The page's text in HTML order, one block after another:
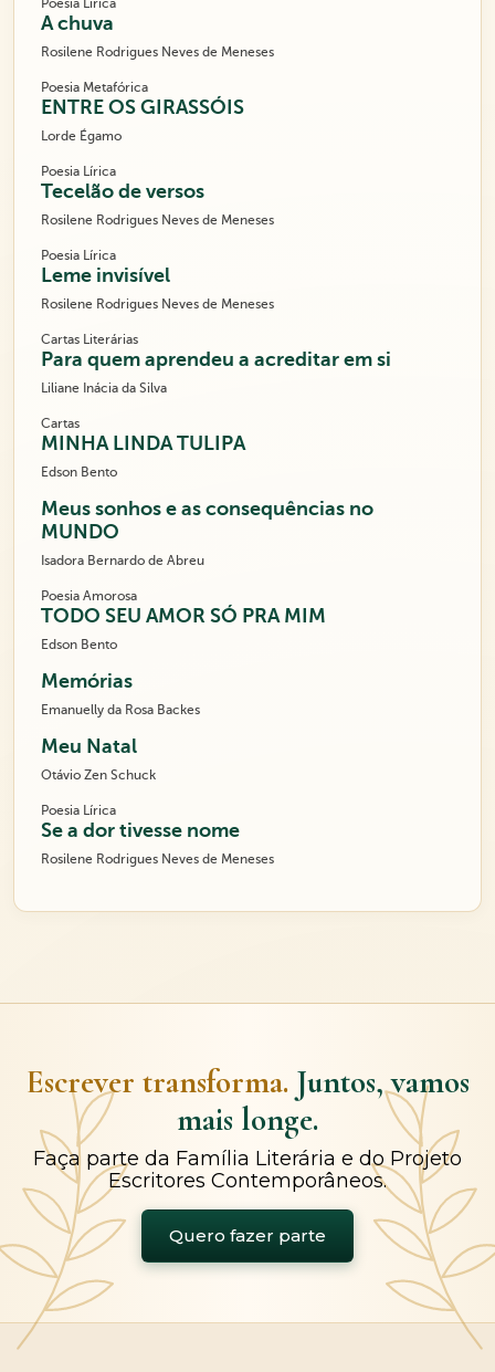
Poesia Lírica
A chuva
Rosilene Rodrigues Neves de Meneses
Poesia Metafórica
ENTRE OS GIRASSÓIS
Lorde Égamo
Poesia Lírica
Tecelão de versos
Rosilene Rodrigues Neves de Meneses
Poesia Lírica
Leme invisível
Rosilene Rodrigues Neves de Meneses
Cartas Literárias
Para quem aprendeu a acreditar em si
Liliane Inácia da Silva
Cartas
MINHA LINDA TULIPA
Edson Bento
Meus sonhos e as consequências no
MUNDO
Isadora Bernardo de Abreu
Poesia Amorosa
TODO SEU AMOR SÓ PRA MIM
Edson Bento
Memórias
Emanuelly da Rosa Backes
Meu Natal
Otávio Zen Schuck
Poesia Lírica
Se a dor tivesse nome
Rosilene Rodrigues Neves de Meneses
Escrever transforma. Juntos, vamos
mais longe.
Faça parte da Família Literária e do Projeto
Escritores Contemporâneos.
Quero fazer parte